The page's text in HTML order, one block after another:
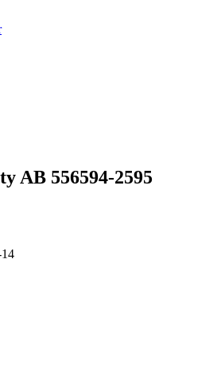
AB 556594-2595